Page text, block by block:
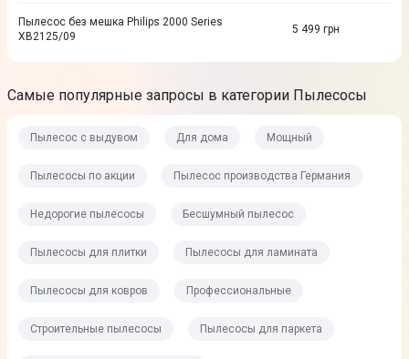
Пылесос без мешка Philips 2000 Series
XB2125/09
5 499 грн
Самые популярные запросы в категории Пылесосы
Пылесос с выдувом Для дома Мощный
Пылесосы по акции Пылесос производства Германия
Недорогие пылесосы Бесшумный пылесос
Пылесосы для плитки Пылесосы для ламината
Пылесосы для ковров Профессиональные
Строительные пылесосы Пылесосы для паркета